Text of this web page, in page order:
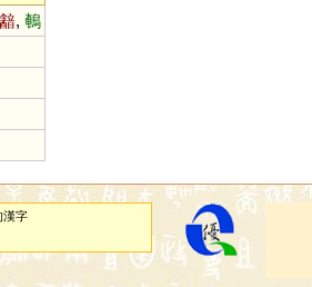
, 鵪
漢字